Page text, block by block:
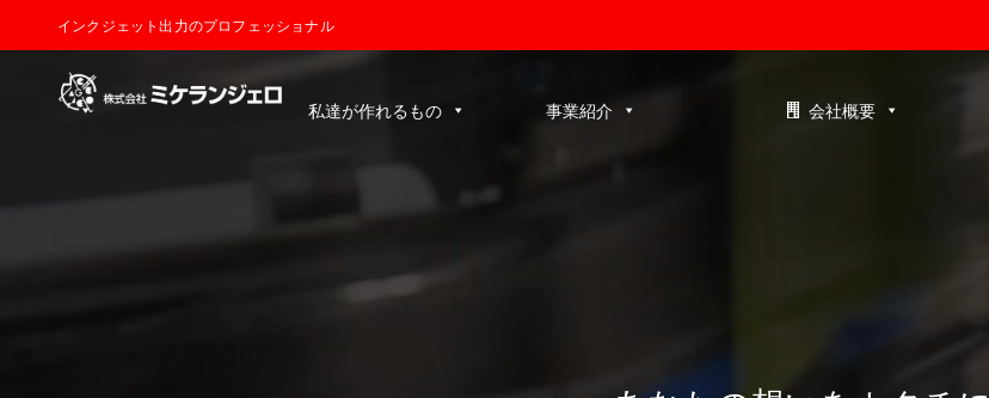
インクジェット出力のプロフェッショナル
私達が作れるもの 事業紹介 会社概要